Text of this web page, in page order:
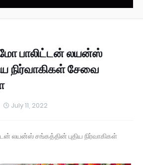
பாலிட்டன் லயன்ஸ்
நிர்வாகிகள் சேவை
July 11, 2022
லயன்ஸ் சங்கத்தின் புதிய நிர்வாகிகள்